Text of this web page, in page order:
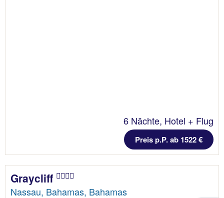
6 Nächte, Hotel + Flug
Preis p.P. ab 1522 €
Graycliff
Nassau, Bahamas, Bahamas